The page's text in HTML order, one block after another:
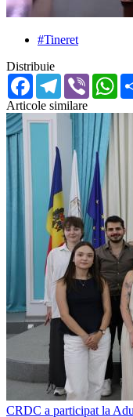
#Tineret
Distribuie
FacebookTelegram
Viber
Articole similare
CRDC a participat la